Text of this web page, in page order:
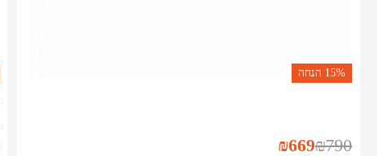
15% הנחה
₪790
₪669